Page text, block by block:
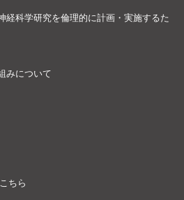
経科学研究を倫理的に計画・実施するた
みについて
ちら